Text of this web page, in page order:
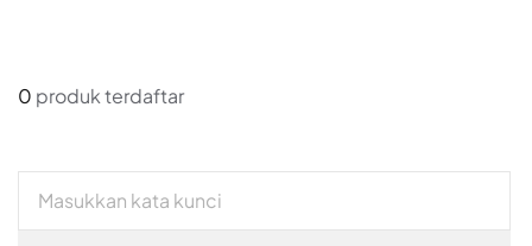
0 produk terdaftar